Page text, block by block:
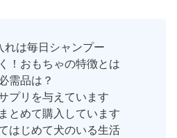
は毎日シャンプー
！おもちゃの特徴とは
需品は？
プリを与えています
とめて購入しています
はじめて犬のいる生活